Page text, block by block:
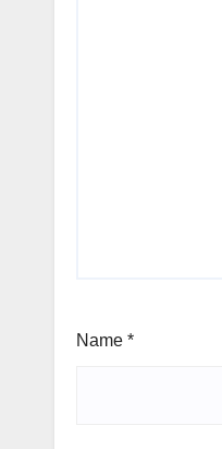
Name *